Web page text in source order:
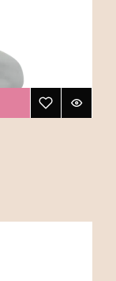
oder
Note
ideal für
Stücken
vereinen.
Schurken
und das
Kategorie
am besten